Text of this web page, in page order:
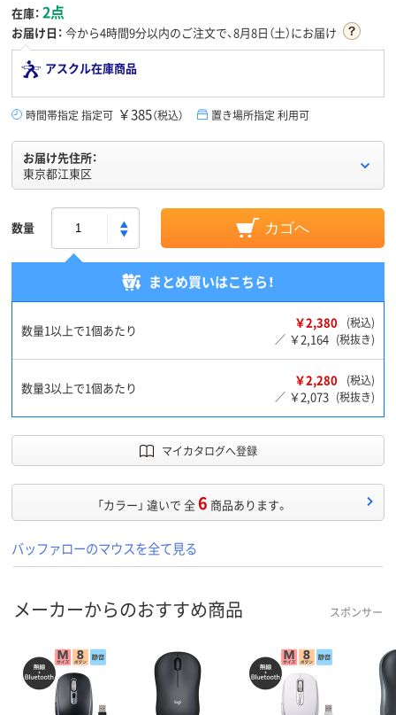
在庫： 2点
お届け日： 今から4時間9分以内のご注文で、8月8日（土）にお届け
アスクル在庫商品
時間帯指定 指定可 ￥385（税込） 置き場所指定 利用可
お届け先住所：
東京都江東区
数量 カゴへ
まとめ買いはこちら！
数量1以上で1個あたり ￥2,380
(税込)
／ ￥2,164 (税抜き)
数量3以上で1個あたり ￥2,280
(税込)
／ ￥2,073 (税抜き)
マイカタログへ登録
「カラー」 違いで 全6 商品あります。
バッファローのマウスを全て見る
メーカーからのおすすめ商品 スポンサー